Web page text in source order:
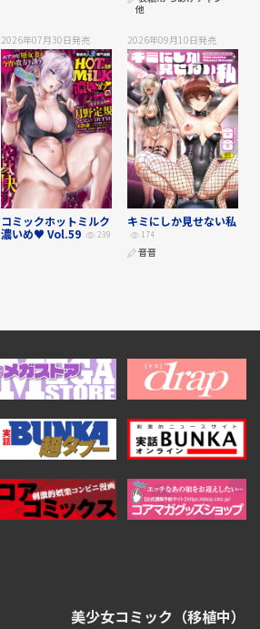
他
2026年07月30日発売
コミックホットミルク
濃いめ♥ Vol.59
239
2026年09月10日発売
キミにしか見せない私
174
音音
美少女コミック（移植中）